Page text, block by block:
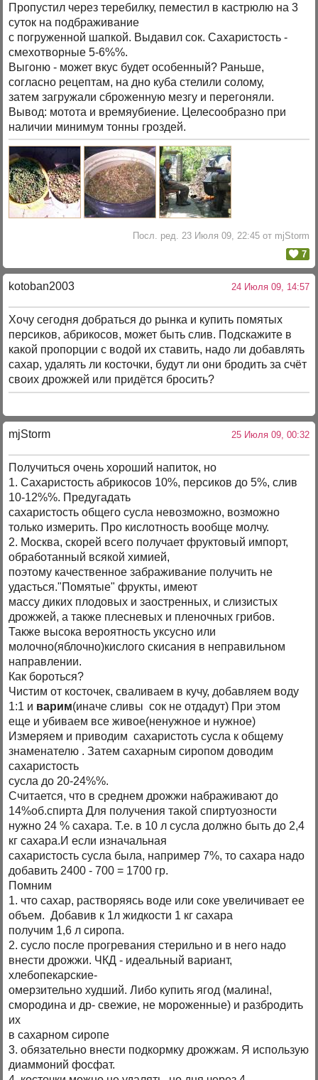
Пропустил через теребилку, пеместил в кастрюлю на 3
суток на подбраживание
с погруженной шапкой. Выдавил сок. Сахаристость -
смехотворные 5-6%%.
Выгоню - может вкус будет особенный? Раньше,
согласно рецептам, на дно куба стелили солому,
затем загружали сброженную мезгу и перегоняли.
Вывод: мотота и времяубиение. Целесообразно при
наличии минимум тонны гроздей.
Посл. ред. 23 Июля 09, 22:45 от mjStorm
7
kotoban2003 24 Июля 09, 14:57
Хочу сегодня добраться до рынка и купить помятых
персиков, абрикосов, может быть слив. Подскажите в
какой пропорции с водой их ставить, надо ли добавлять
сахар, удалять ли косточки, будут ли они бродить за счёт
своих дрожжей или придётся бросить?
mjStоrm 25 Июля 09, 00:32
Получиться очень хороший напиток, но
1. Сахаристость абрикосов 10%, персиков до 5%, слив
10-12%%. Предугадать
сахаристость общего сусла невозможно, возможно
только измерить. Про кислотность вообще молчу.
2. Москва, скорей всего получает фруктовый импорт,
обработанный всякой химией,
поэтому качественное забраживание получить не
удасться."Помятые" фрукты, имеют
массу диких плодовых и заостренных, и слизистых
дрожжей, а также плесневых и пленочных грибов.
Также высока вероятность уксусно или
молочно(яблочно)кислого скисания в неправильном
направлении.
Как бороться?
Чистим от косточек, сваливаем в кучу, добавляем воду
1:1 и варим(иначе сливы сок не отдадут) При этом
еще и убиваем все живое(ненужное и нужное)
Измеряем и приводим сахаристоть сусла к общему
знаменателю . Затем сахарным сиропом доводим
сахаристость
сусла до 20-24%%.
Считается, что в среднем дрожжи набраживают до
14%об.спирта Для получения такой спиртуозности
нужно 24 % сахара. Т.е. в 10 л сусла должно быть до 2,4
кг сахара.И если изначальная
сахаристость сусла была, например 7%, то сахара надо
добавить 2400 - 700 = 1700 гр.
Помним
1. что сахар, растворяясь воде или соке увеличивает ее
объем. Добавив к 1л жидкости 1 кг сахара
получим 1,6 л сиропа.
2. сусло после прогревания стерильно и в него надо
внести дрожжи. ЧКД - идеальный вариант,
хлебопекарские-
омерзительно худший. Либо купить ягод (малина!,
смородина и др- свежие, не мороженные) и разбродить
их
в сахарном сиропе
3. обязательно внести подкормку дрожжам. Я использую
диаммоний фосфат.